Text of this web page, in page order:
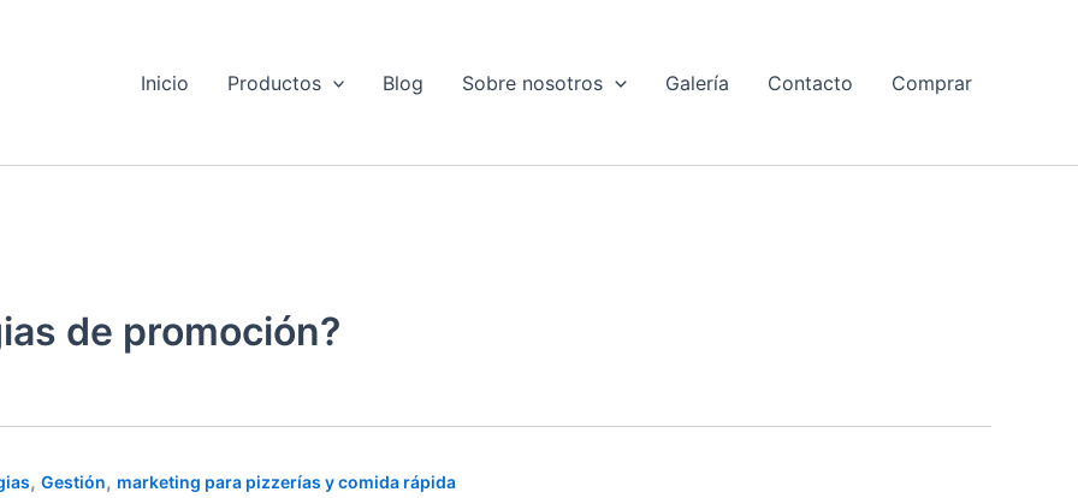
Inicio Productos Blog Sobre nosotros Galería Contacto Comprar
de promoción?
, Gestión, marketing para pizzerías y comida rápida